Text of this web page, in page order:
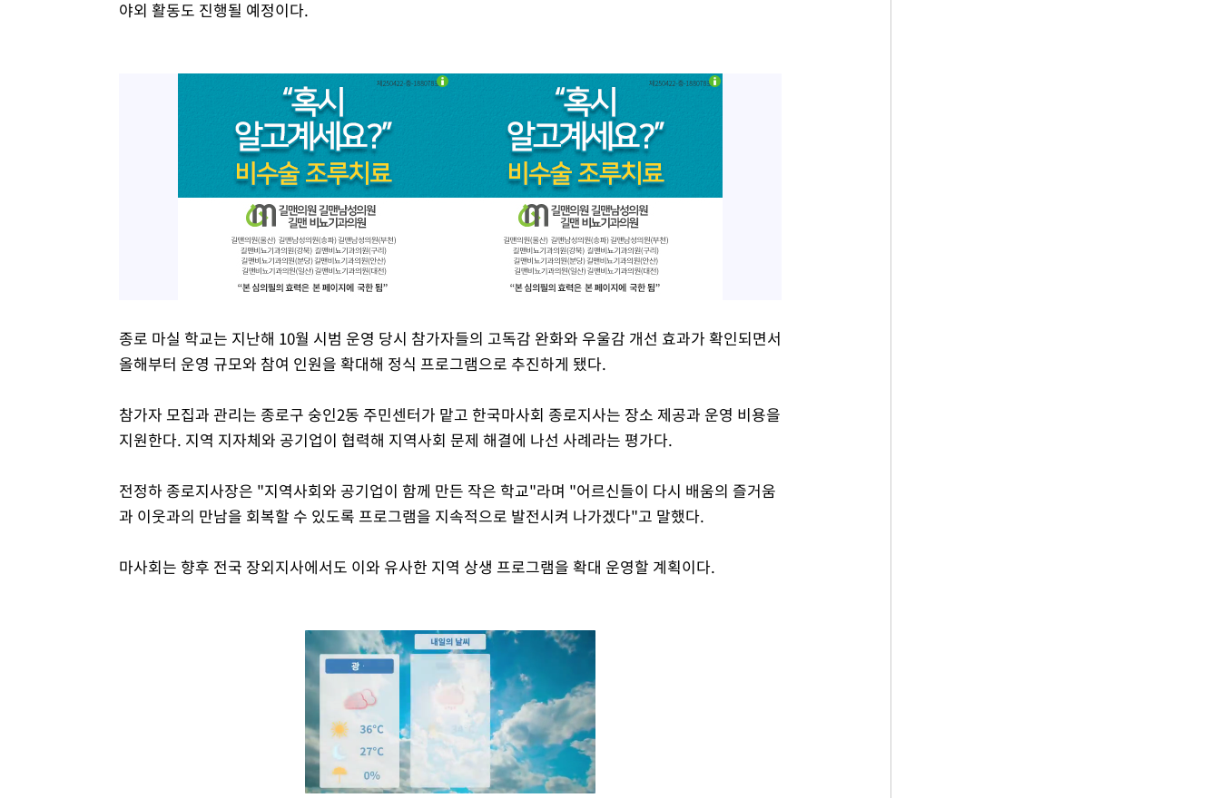
야외 활동도 진행될 예정이다.
종로 마실 학교는 지난해 10월 시범 운영 당시 참가자들의 고독감 완화와 우울감 개선 효과가 확인되면서
올해부터 운영 규모와 참여 인원을 확대해 정식 프로그램으로 추진하게 됐다.
참가자 모집과 관리는 종로구 숭인2동 주민센터가 맡고 한국마사회 종로지사는 장소 제공과 운영 비용을
지원한다. 지역 지자체와 공기업이 협력해 지역사회 문제 해결에 나선 사례라는 평가다.
전정하 종로지사장은 "지역사회와 공기업이 함께 만든 작은 학교"라며 "어르신들이 다시 배움의 즐거움
과 이웃과의 만남을 회복할 수 있도록 프로그램을 지속적으로 발전시켜 나가겠다"고 말했다.
마사회는 향후 전국 장외지사에서도 이와 유사한 지역 상생 프로그램을 확대 운영할 계획이다.